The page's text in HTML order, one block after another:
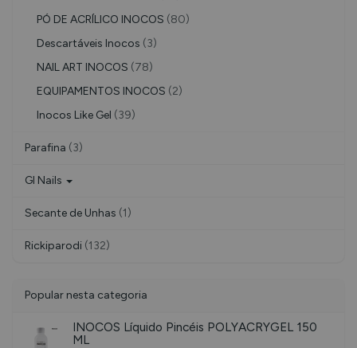
PÓ DE ACRÍLICO INOCOS (80)
Descartáveis Inocos (3)
NAIL ART INOCOS (78)
EQUIPAMENTOS INOCOS (2)
Inocos Like Gel (39)
Parafina (3)
Gl Nails
Secante de Unhas (1)
Rickiparodi (132)
Popular nesta categoria
INOCOS Líquido Pincéis POLYACRYGEL 150
ML